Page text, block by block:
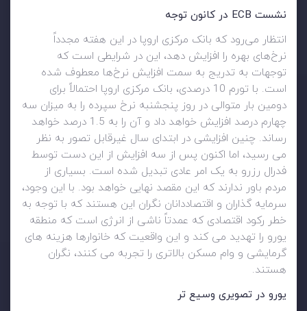
نشست ECB در کانون توجه
انتظار می‌رود که بانک مرکزی اروپا در این هفته مجدداً
نرخ‌های بهره را افزایش دهد، این در شرایطی است که
توجهات به تدریج به سمت افزایش نرخ‌ها معطوف شده
است. با تورم 10 درصدی، بانک مرکزی اروپا احتمالاً برای
دومین بار متوالی در روز پنجشنبه نرخ سپرده را به میزان سه
چهارم درصد افزایش خواهد داد و آن را به 1.5 درصد خواهد
رساند. چنین افزایشی در ابتدای سال غیرقابل تصور به نظر
می رسید، اما اکنون پس از سه افزایش از این دست توسط
فدرال رزرو به یک امر عادی تبدیل شده است. بسیاری از
مردم باور ندارند که این مقصد نهایی خواهد بود. با این وجود،
سرمایه گذاران و اقتصاددانان نگران این هستند که با توجه به
خطر رکود اقتصادی که عمدتاً ناشی از انرژی است که منطقه
یورو را تهدید می کند و این واقعیت که خانوارها هزینه های
گرمایشی و وام مسکن بالاتری را تجربه می کنند، نگران
هستند.
یورو در تصویری وسیع تر